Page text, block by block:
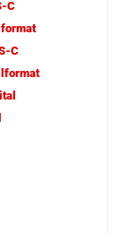
C
C